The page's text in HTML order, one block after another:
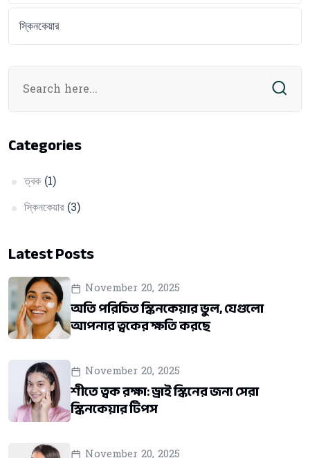
স্কিনকেয়ার
Categories
ত্বক (1)
স্কিনকেয়ার (3)
Latest Posts
November 20, 2025
অতি পরিচিত স্কিনকেয়ার ভুল, যেগুলো
আপনার ত্বকের ক্ষতি করছে
November 20, 2025
শীতে ত্বক রক্ষা: ড্রাই স্কিনের জন্য সেরা
স্কিনকেয়ার টিপস
November 20, 2025